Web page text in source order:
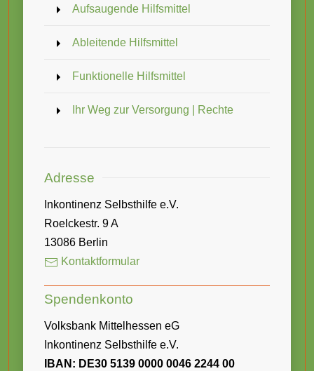
Aufsaugende Hilfsmittel
Ableitende Hilfsmittel
Funktionelle Hilfsmittel
Ihr Weg zur Versorgung | Rechte
Adresse
Inkontinenz Selbsthilfe e.V.
Roelckestr. 9 A
13086 Berlin
Kontaktformular
Spendenkonto
Volksbank Mittelhessen eG
Inkontinenz Selbsthilfe e.V.
IBAN: DE30 5139 0000 0046 2244 00